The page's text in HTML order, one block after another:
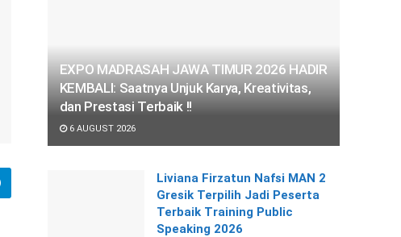
EXPO MADRASAH JAWA TIMUR 2026 HADIR
KEMBALI: Saatnya Unjuk Karya, Kreativitas,
dan Prestasi Terbaik !!
6 AUGUST 2026
Liviana Firzatun Nafsi MAN 2
Gresik Terpilih Jadi Peserta
Terbaik Training Public
Speaking 2026